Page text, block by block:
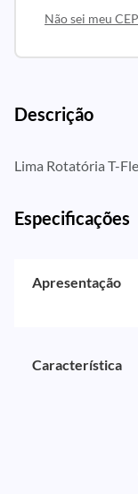
Não sei meu CEP
Descrição
Lima Rotatória T-
Especificações
Apresentação
Característica